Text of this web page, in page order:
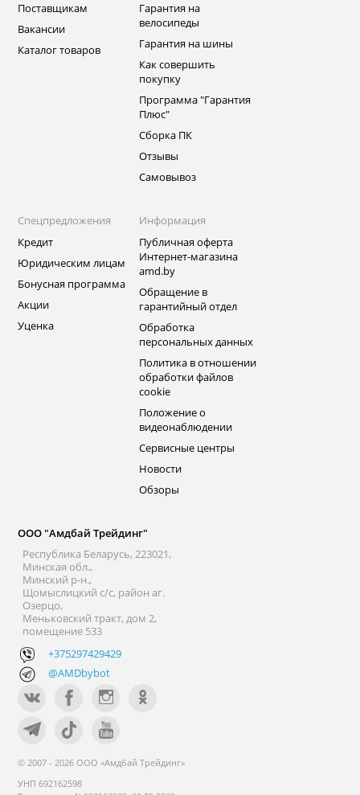
Поставщикам
Вакансии
Каталог товаров
Гарантия на
велосипеды
Гарантия на шины
Как совершить
покупку
Программа "Гарантия
Плюс"
Сборка ПК
Отзывы
Самовывоз
Спецпредложения
Кредит
Юридическим лицам
Бонусная программа
Акции
Уценка
Информация
Публичная оферта
Интернет-магазина
amd.by
Обращение в
гарантийный отдел
Обработка
персональных данных
Политика в отношении
обработки файлов
cookie
Положение о
видеонаблюдении
Сервисные центры
Новости
Обзоры
ООО "Амдбай Трейдинг"
Республика Беларусь, 223021,
Минская обл.,
Минский р-н.,
Щомыслицкий с/с, район аг.
Озерцо,
Меньковский тракт, дом 2,
помещение 533
+375297429429
@AMDbybot
© 2007 - 2026 ООО «Амдбай Трейдинг»
УНП 692162598